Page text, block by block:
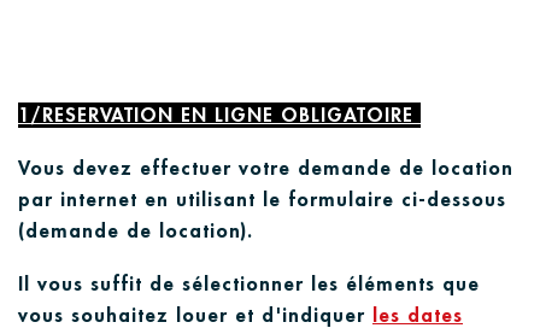
1/RESERVATION EN LIGNE OBLIGATOIRE
Vous devez effectuer votre demande de location
par internet en utilisant le formulaire ci-dessous
(demande de location).
Il vous suffit de sélectionner les éléments que
vous souhaitez louer et d'indiquer les dates